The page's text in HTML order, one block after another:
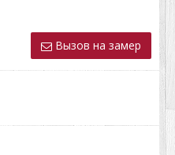
Вызов на замер